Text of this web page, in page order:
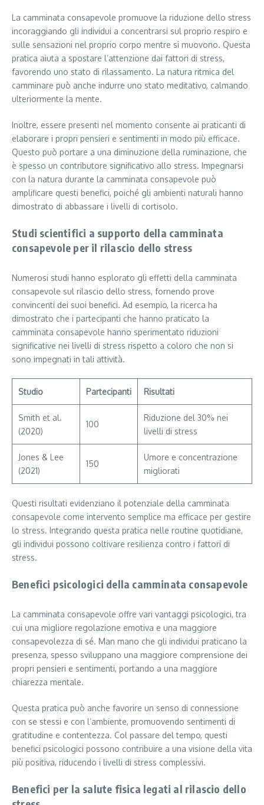
La camminata consapevole promuove la riduzione dello stress
incoraggiando gli individui a concentrarsi sul proprio respiro e
sulle sensazioni nel proprio corpo mentre si muovono. Questa
pratica aiuta a spostare l’attenzione dai fattori di stress,
favorendo uno stato di rilassamento. La natura ritmica del
camminare può anche indurre uno stato meditativo, calmando
ulteriormente la mente.
Inoltre, essere presenti nel momento consente ai praticanti di
elaborare i propri pensieri e sentimenti in modo più efficace.
Questo può portare a una diminuzione della ruminazione, che
è spesso un contributore significativo allo stress. Impegnarsi
con la natura durante la camminata consapevole può
amplificare questi benefici, poiché gli ambienti naturali hanno
dimostrato di abbassare i livelli di cortisolo.
Studi scientifici a supporto della camminata
consapevole per il rilascio dello stress
Numerosi studi hanno esplorato gli effetti della camminata
consapevole sul rilascio dello stress, fornendo prove
convincenti dei suoi benefici. Ad esempio, la ricerca ha
dimostrato che i partecipanti che hanno praticato la
camminata consapevole hanno sperimentato riduzioni
significative nei livelli di stress rispetto a coloro che non si
sono impegnati in tali attività.
Studio Partecipanti Risultati
Smith et al.
(2020)
100
Riduzione del 30% nei
livelli di stress
Jones & Lee
(2021)
150
Umore e concentrazione
migliorati
Questi risultati evidenziano il potenziale della camminata
consapevole come intervento semplice ma efficace per gestire
lo stress. Integrando questa pratica nelle routine quotidiane,
gli individui possono coltivare resilienza contro i fattori di
stress.
Benefici psicologici della camminata consapevole
La camminata consapevole offre vari vantaggi psicologici, tra
cui una migliore regolazione emotiva e una maggiore
consapevolezza di sé. Man mano che gli individui praticano la
presenza, spesso sviluppano una maggiore comprensione dei
propri pensieri e sentimenti, portando a una maggiore
chiarezza mentale.
Questa pratica può anche favorire un senso di connessione
con se stessi e con l’ambiente, promuovendo sentimenti di
gratitudine e contentezza. Col passare del tempo, questi
benefici psicologici possono contribuire a una visione della vita
più positiva, riducendo i livelli di stress complessivi.
Benefici per la salute fisica legati al rilascio dello